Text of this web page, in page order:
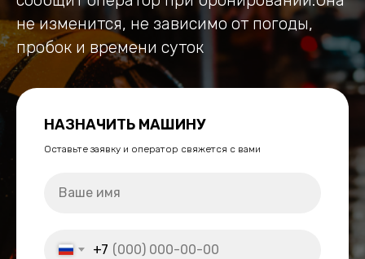
не изменится, не зависимо от погоды,
пробок и времени суток
НАЗНАЧИТЬ МАШИНУ
Оставьте заявку и оператор свяжется с вами
+7